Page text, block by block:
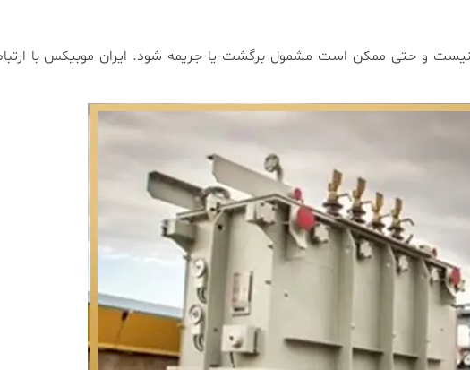
نیست و حتی ممکن است مشمول برگشت یا جریمه شود. ایران موبیکس با